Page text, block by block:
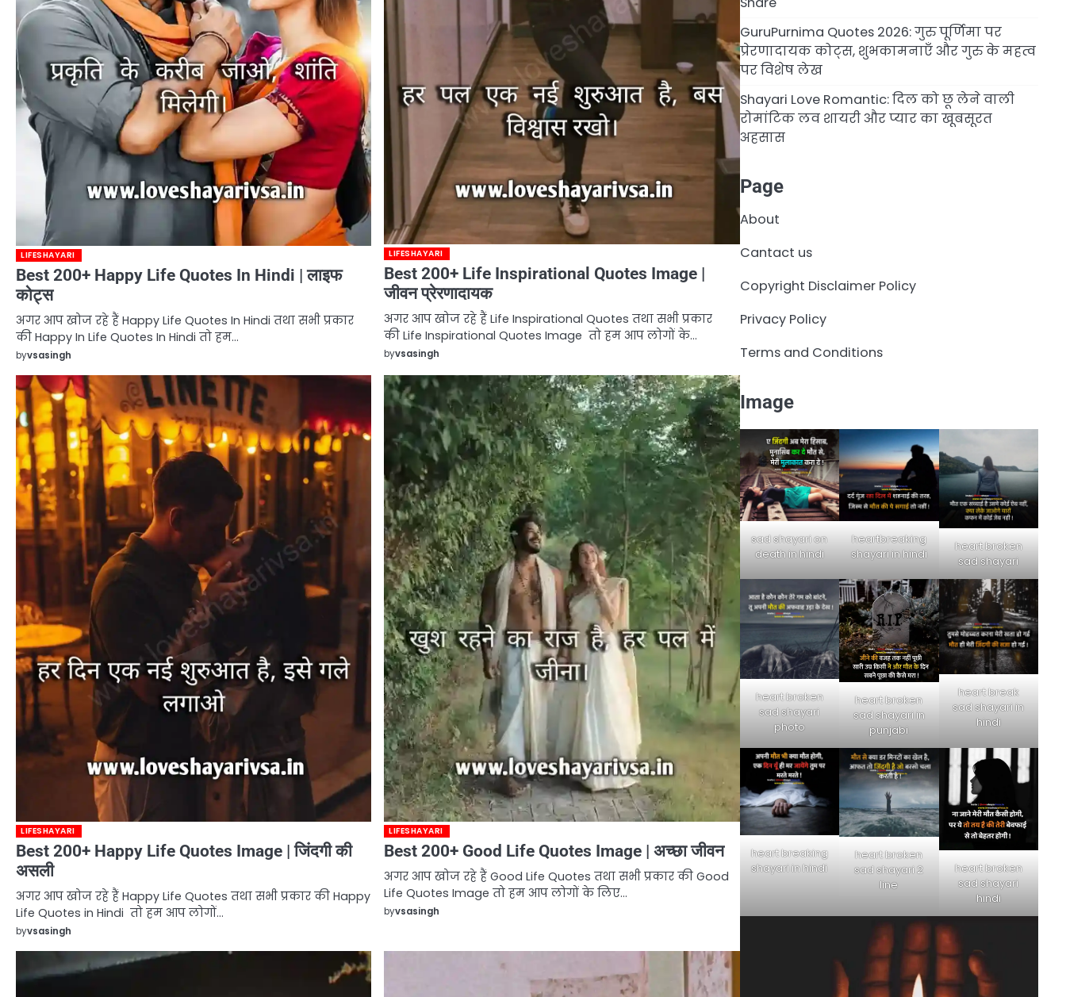
LIFESHAYARI
Best 200+ Happy Life Quotes In Hindi | लाइफ
कोट्स
अगर आप खोज रहे हैं Happy Life Quotes In Hindi तथा सभी प्रकार
की Happy In Life Quotes In Hindi तो हम…
byvsasingh
LIFESHAYARI
Best 200+ Life Inspirational Quotes Image |
जीवन प्रेरणादायक
अगर आप खोज रहे हैं Life Inspirational Quotes तथा सभी प्रकार
की Life Inspirational Quotes Image तो हम आप लोगों के…
byvsasingh
LIFESHAYARI
Best 200+ Happy Life Quotes Image | जिंदगी की
असली
अगर आप खोज रहे हैं Happy Life Quotes तथा सभी प्रकार की Happy
Life Quotes in Hindi तो हम आप लोगों…
byvsasingh
LIFESHAYARI
Best 200+ Good Life Quotes Image | अच्छा जीवन
अगर आप खोज रहे हैं Good Life Quotes तथा सभी प्रकार की Good
Life Quotes Image तो हम आप लोगों के लिए…
byvsasingh
GuruPurnima Quotes 2026: गुरु पूर्णिमा पर
प्रेरणादायक कोट्स, शुभकामनाएँ और गुरु के महत्व
पर विशेष लेख
Shayari Love Romantic: दिल को छू लेने वाली
रोमांटिक लव शायरी और प्यार का खूबसूरत
अहसास
Page
About
Cantact us
Copyright Disclaimer Policy
Privacy Policy
Terms and Conditions
Image
sad shayari on
death in hindi
heartbreaking
shayari in hindi
heart broken
sad shayari
heart broken
sad shayari
photo
heart broken
sad shayari in
punjabi
heart break
sad shayari in
hindi
heart breaking
shayari in hindi
heart broken
sad shayari 2
line
heart broken
sad shayari
hindi